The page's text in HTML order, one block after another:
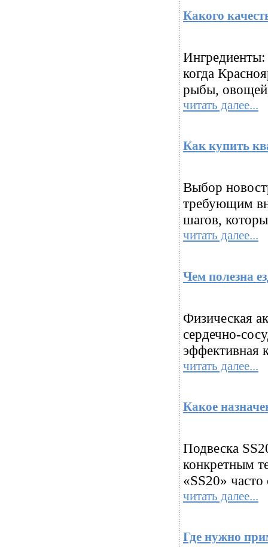
Какого
Ингредиенты:
когда
рыбы,
читать далее...
Как купить
Выбор
требующим
шагов,
читать далее...
Чем полезна
Физическая
сердечно-
эффективная
читать далее...
Какое
Подвеска
конкретным
«SS20»
читать далее...
Где нужно